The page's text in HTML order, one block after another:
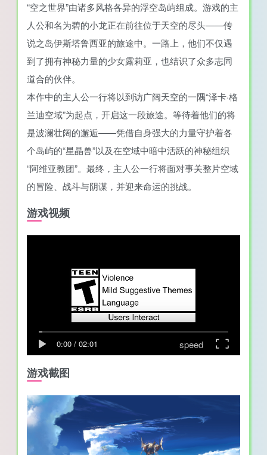
“空之世界”由诸多风格各异的浮空岛屿组成。游戏的主
人公和名为碧的小龙正在前往位于天空的尽头——传
说之岛伊斯塔鲁西亚的旅途中。一路上，他们不仅遇
到了拥有神秘力量的少女露莉亚，也结识了众多志同
道合的伙伴。
本作中的主人公一行将以到访广阔天空的一隅“泽卡·格
兰迪空域”为起点，开启这一段旅途。等待着他们的将
是波澜壮阔的邂逅——凭借自身强大的力量守护着各
个岛屿的“星晶兽”以及在空域中暗中活跃的神秘组织
“阿维亚教团”。最终，主人公一行将面对事关整片空域
的冒险、战斗与阴谋，并迎来命运的挑战。
游戏视频
0:00 / 02:01 speed
游戏截图